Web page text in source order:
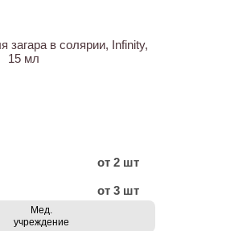
загара в солярии, Infinity,
15 мл
от 2 шт
от 3 шт
Мед.
учреждение